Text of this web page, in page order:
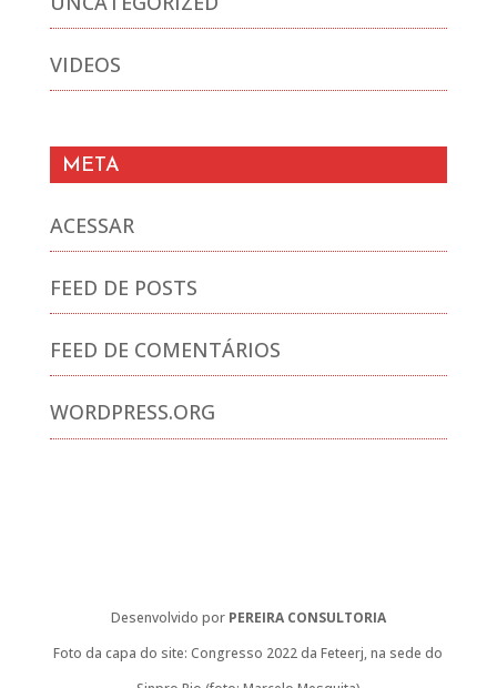
VIDEOS
META
ACESSAR
FEED DE POSTS
FEED DE COMENTÁRIOS
WORDPRESS.ORG
Desenvolvido por PEREIRA CONSULTORIA
Foto da capa do site: Congresso 2022 da Feteerj, na sede do